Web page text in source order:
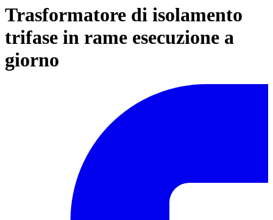
Trasformatore di isolamento
trifase in rame esecuzione a
giorno